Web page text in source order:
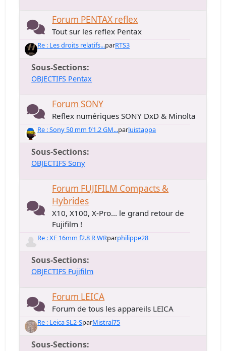
Forum PENTAX reflex
Tout sur les reflex Pentax
Re : Les droits relatifs...parRTS3
Sous-Sections
OBJECTIFS Pentax
Forum SONY
Reflex numériques SONY DxD & Minolta
Re : Sony 50 mm f/1.2 GM...parluistappa
Sous-Sections
OBJECTIFS Sony
Forum FUJIFILM Compacts &
Hybrides
X10, X100, X-Pro... le grand retour de
Fujifilm !
Re : XF 16mm f2.8 R WRparphilippe28
Sous-Sections
OBJECTIFS Fujifilm
Forum LEICA
Forum de tous les appareils LEICA
Re : Leica SL2-SparMistral75
Sous-Sections